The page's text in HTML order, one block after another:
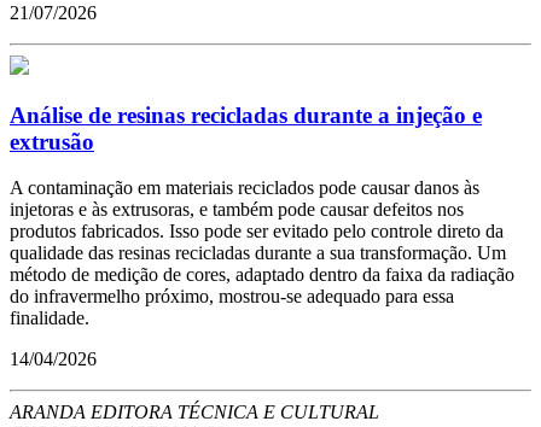
21/07/2026
Análise de resinas recicladas durante a injeção e
extrusão
A contaminação em materiais reciclados pode causar danos às
injetoras e às extrusoras, e também pode causar defeitos nos
produtos fabricados. Isso pode ser evitado pelo controle direto da
qualidade das resinas recicladas durante a sua transformação. Um
método de medição de cores, adaptado dentro da faixa da radiação
do infravermelho próximo, mostrou-se adequado para essa
finalidade.
14/04/2026
ARANDA EDITORA TÉCNICA E CULTURAL